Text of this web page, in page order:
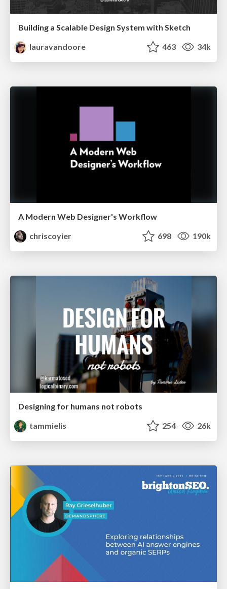
Building a Scalable Design System with Sketch
lauravandoore
463 34k
A Modern Web Designer's Workflow
chriscoyier
698 190k
Designing for humans not robots
tammielis
254 26k